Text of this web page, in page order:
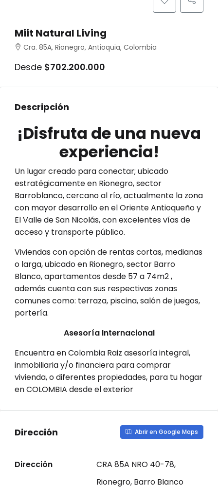
Miit Natural Living
Cra. 85A, Rionegro, Antioquia, Colombia
Desde $702.200.000
Descripción
¡Disfruta de una nueva
experiencia!
Un lugar creado para conectar; ubicado
estratégicamente en Rionegro, sector
Barroblanco, cercano al río, actualmente la zona
con mayor desarrollo en el Oriente Antioqueño y
El Valle de San Nicolás, con excelentes vías de
acceso y transporte público.
Viviendas con opción de rentas cortas, medianas
o larga, ubicado en Rionegro, sector Barro
Blanco, apartamentos desde 57 a 74m2 ,
además cuenta con sus respectivas zonas
comunes como: terraza, piscina, salón de juegos,
portería.
Asesoría Internacional
Encuentra en Colombia Raiz asesoría integral,
inmobiliaria y/o financiera para comprar
vivienda, o diferentes propiedades, para tu hogar
en COLOMBIA desde el exterior
Dirección Abrir en Google Maps
Dirección
CRA 85A NRO 40-78,
Rionegro, Barro Blanco